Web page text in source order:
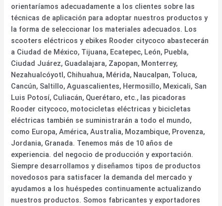
orientaríamos adecuadamente a los clientes sobre las
técnicas de aplicación para adoptar nuestros productos y
la forma de seleccionar los materiales adecuados. Los
scooters eléctricos y ebikes Rooder citycoco abastecerán
a Ciudad de México, Tijuana, Ecatepec, León, Puebla,
Ciudad Juárez, Guadalajara, Zapopan, Monterrey,
Nezahualcóyotl, Chihuahua, Mérida, Naucalpan, Toluca,
Cancún, Saltillo, Aguascalientes, Hermosillo, Mexicali, San
Luis Potosí, Culiacán, Querétaro, etc., las picadoras
Rooder citycoco, motocicletas eléctricas y bicicletas
eléctricas también se suministrarán a todo el mundo,
como Europa, América, Australia, Mozambique, Provenza,
Jordania, Granada. Tenemos más de 10 años de
experiencia. del negocio de producción y exportación.
Siempre desarrollamos y diseñamos tipos de productos
novedosos para satisfacer la demanda del mercado y
ayudamos a los huéspedes continuamente actualizando
nuestros productos. Somos fabricantes y exportadores